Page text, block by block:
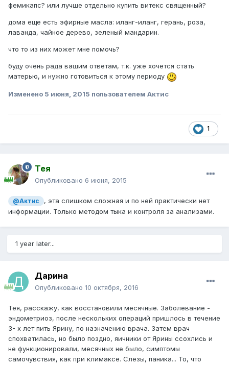
фемикапс? или лучше отдельно купить витекс священный?
дома еще есть эфирные масла: иланг-иланг, герань, роза,
лаванда, чайное дерево, зеленый мандарин.
что то из них может мне помочь?
буду очень рада вашим ответам, т.к. уже хочется стать
матерью, и нужно готовиться к этому периоду
Изменено 5 июня, 2015 пользователем Актис
1
Тея
Опубликовано 6 июня, 2015
@Актис
, эта слишком сложная и по ней практически нет
информации. Только методом тыка и контроля за анализами.
1 year later...
Дарина
Опубликовано 10 октября, 2016
Тея, расскажу, как восстановили месячные. Заболевание -
эндометриоз, после нескольких операций пришлось в течение
3- х лет пить Ярину, по назначению врача. Затем врач
спохватилась, но было поздно, яичники от Ярины ссохлись и
не функционировали, месячных не было, симптомы
самочувствия, как при климаксе. Слезы, паника... То, что